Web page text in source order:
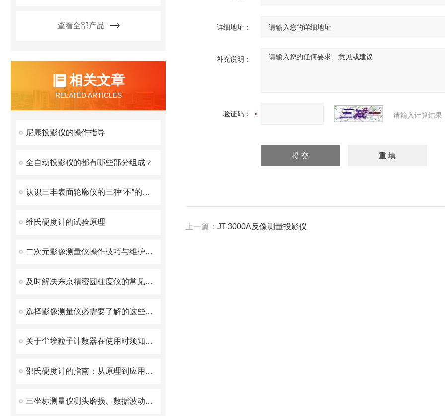
查看全部产品
相关文章
RELATED ARTICLES
尼康投影仪的操作指导
全自动投影仪的都有哪些部分组成？
认识三丰表面轮廓仪的三种“不”的故障
维氏硬度计的试验原理
二次元影像测量仪操作技巧与维护保养指南
及时解决东京精密圆柱度仪的常见故障帮助企业确保产品质量
选择影像测量仪必需要了解的这些事！
关于尘埃粒子计数器在使用时须知的注意事项
邵氏硬度计的指南：从原理到应用，快速掌握弹性体硬度测试
三坐标测量仪测头磨损、数据波动故障排查与维护方案
详细地址：
补充说明：
验证码： 请输入计算结果
上一篇： JT-3000A反像测量投影仪